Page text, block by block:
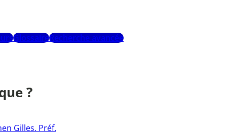
GlossaireRecherche avancée
?
Gilles. Préf.